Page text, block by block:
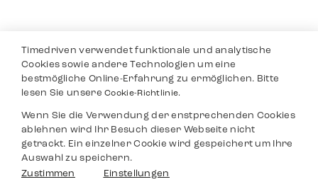
Timedriven verwendet funktionale und analytische
Cookies sowie andere Technologien um eine
bestmögliche Online-Erfahrung zu ermöglichen. Bitte
lesen Sie unsereCookie-Richtlinie.
Wenn Sie die Verwendung der enstprechenden Cookies
ablehnen wird Ihr Besuch dieser Webseite nicht
getrackt. Ein einzelner Cookie wird gespeichert um Ihre
Auswahl zu speichern.
Zustimmen
Einstellungen